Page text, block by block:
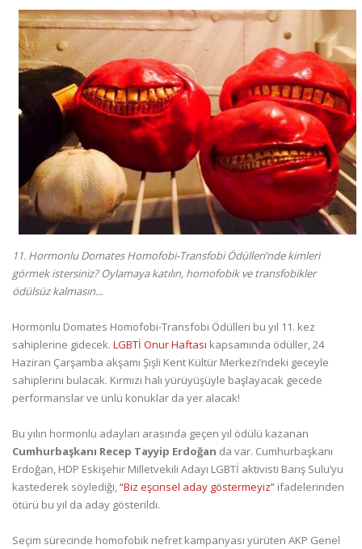
11. Hormonlu Domates Homofobi-Transfobi Ödülleri’nde kimleri
görmek istersiniz? Oylamaya katılın, homofobik ve transfobikler
ödülsüz kalmasın...
Hormonlu Domates Homofobi-Transfobi Ödülleri bu yıl 11. kez
sahiplerine gidecek. LGBTİ Onur Haftası kapsamında ödüller, 24
Haziran Çarşamba akşamı Şişli Kent Kültür Merkezi’ndeki geceyle
sahiplerini bulacak. Kırmızı halı yürüyüşüyle başlayacak gecede
performanslar ve ünlü konuklar da yer alacak!
Bu yılın hormonlu adayları arasında geçen yıl ödülü kazanan
Cumhurbaşkanı Recep Tayyip Erdoğan da var. Cumhurbaşkanı
Erdoğan, HDP Eskişehir Milletvekili Adayı LGBTİ aktivisti Barış Sulu’yu
kastederek söylediği,“Biz eşcinsel aday göstermeyiz” ifadelerinden
ötürü bu yıl da aday gösterildi.
Seçim sürecinde homofobik nefret kampanyası yürüten AKP Genel